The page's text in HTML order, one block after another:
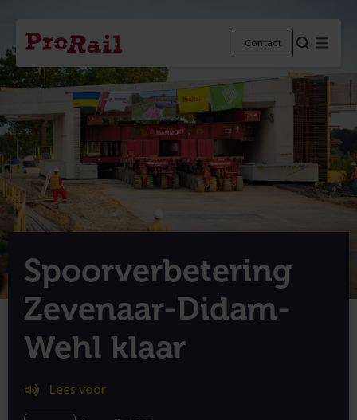
Navigatie
Homepage
ProRail
Contact
Spoorverbetering
Zevenaar-Didam-
Wehl klaar
Lees voor